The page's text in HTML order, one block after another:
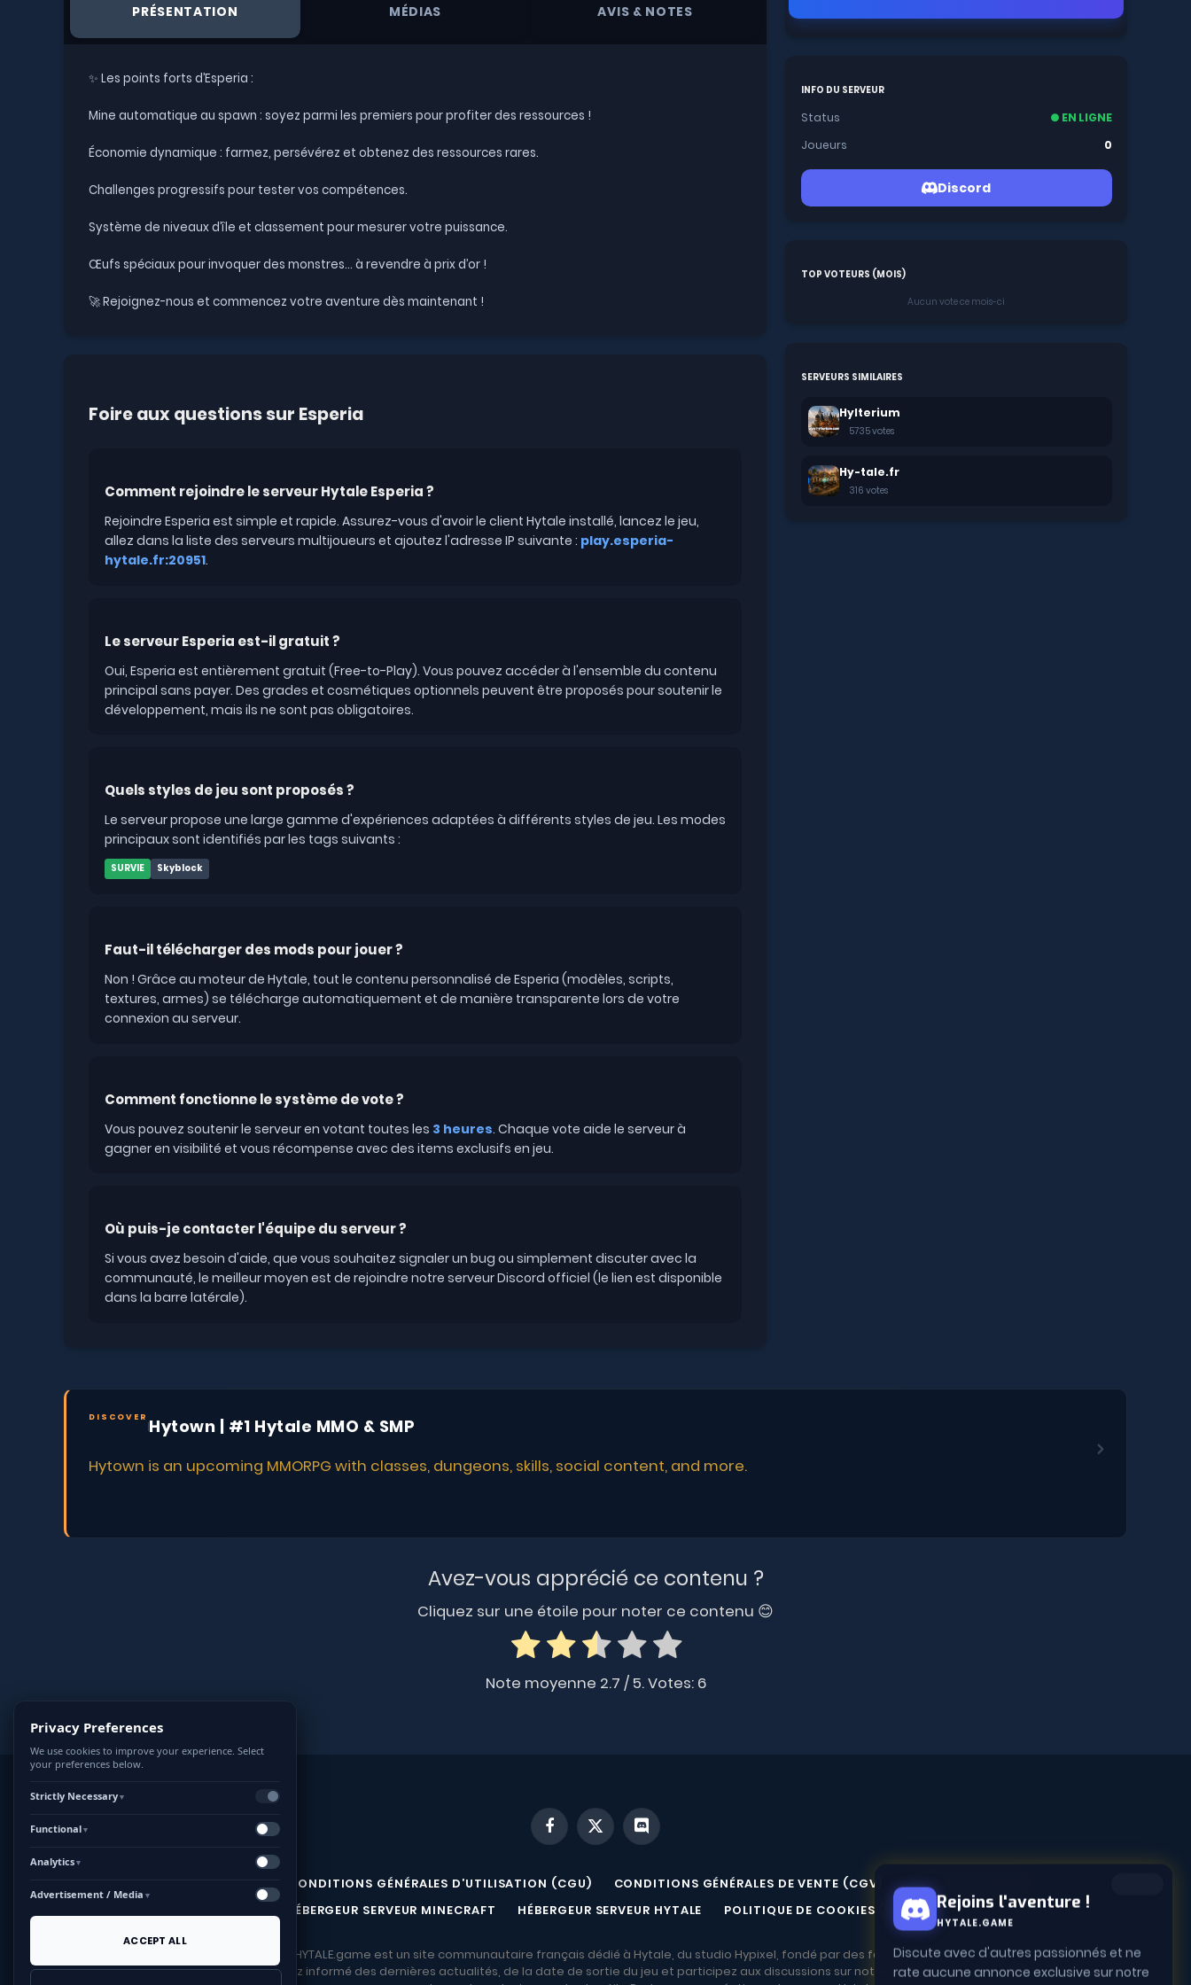
INFO DU SERVEUR
Status
● EN LIGNE
Joueurs
0
Discord
TOP VOTEURS (MOIS)
Aucun vote ce mois-ci
SERVEURS SIMILAIRES
Hylterium
5735 votes
Hy-tale.fr
316 votes
PRÉSENTATION MÉDIAS AVIS & NOTES
✨ Les points forts d’Esperia :
Mine automatique au spawn : soyez parmi les premiers pour profiter des ressources !
Économie dynamique : farmez, persévérez et obtenez des ressources rares.
Challenges progressifs pour tester vos compétences.
Système de niveaux d’île et classement pour mesurer votre puissance.
Œufs spéciaux pour invoquer des monstres… à revendre à prix d’or !
🚀 Rejoignez-nous et commencez votre aventure dès maintenant !
Foire aux questions sur Esperia
Comment rejoindre le serveur Hytale Esperia ?
Rejoindre Esperia est simple et rapide. Assurez-vous d'avoir le client Hytale installé, lancez le jeu,
allez dans la liste des serveurs multijoueurs et ajoutez l'adresse IP suivante : play.esperia-
hytale.fr:20951.
Le serveur Esperia est-il gratuit ?
Oui, Esperia est entièrement gratuit (Free-to-Play). Vous pouvez accéder à l'ensemble du contenu
principal sans payer. Des grades et cosmétiques optionnels peuvent être proposés pour soutenir le
développement, mais ils ne sont pas obligatoires.
Quels styles de jeu sont proposés ?
Le serveur propose une large gamme d'expériences adaptées à différents styles de jeu. Les modes
principaux sont identifiés par les tags suivants :
SURVIE Skyblock
Faut-il télécharger des mods pour jouer ?
Non ! Grâce au moteur de Hytale, tout le contenu personnalisé de Esperia (modèles, scripts,
textures, armes) se télécharge automatiquement et de manière transparente lors de votre
connexion au serveur.
Comment fonctionne le système de vote ?
Vous pouvez soutenir le serveur en votant toutes les 3 heures. Chaque vote aide le serveur à
gagner en visibilité et vous récompense avec des items exclusifs en jeu.
Où puis-je contacter l'équipe du serveur ?
Si vous avez besoin d'aide, que vous souhaitez signaler un bug ou simplement discuter avec la
communauté, le meilleur moyen est de rejoindre notre serveur Discord officiel (le lien est disponible
dans la barre latérale).
DISCOVER Hytown | #1 Hytale MMO & SMP
Hytown is an upcoming MMORPG with classes, dungeons, skills, social content, and more.
Avez-vous apprécié ce contenu ?
Cliquez sur une étoile pour noter ce contenu 😊
Note moyenne 2.7 / 5. Votes: 6
Facebook
X
(Twitter)
Discord
MENTIONS LÉGALES ET CONDITIONS GÉNÉRALES D’UTILISATION (CGU) CONDITIONS GÉNÉRALES DE VENTE (CGV)
CONTACTEZ-NOUS
HÉBERGEUR SERVEUR MINECRAFT
HÉBERGEUR SERVEUR HYTALE POLITIQUE DE COOKIES (UE)
HYTALE.game est un site communautaire français dédié à Hytale, du studio Hypixel, fondé par des fans.
Restez informé des dernières actualités, de la date de sortie du jeu et participez aux discussions sur notre forum.
Privacy Preferences
We use cookies to improve your experience. Select
your preferences below.
Strictly Necessary▼
Functional▼
Analytics▼
Advertisement / Media ▼
ACCEPT ALL
Rejoins l'aventure !
HYTALE.GAME
Discute avec d'autres passionnés et ne
rate aucune annonce exclusive sur notre